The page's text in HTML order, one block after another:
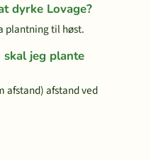
dyrke Lovage?
plantning til høst.
jeg plante
afstand) afstand ved